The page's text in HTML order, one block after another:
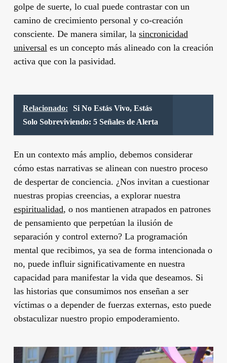
golpe de suerte, lo cual puede contrastar con un
camino de crecimiento personal y co-creación
consciente. De manera similar, la sincronicidad
universal es un concepto más alineado con la creación
activa que con la pasividad.
Relacionado:
Si No Estás Vivo, Estás
Solo Sobreviviendo: 5 Señales de Alerta
En un contexto más amplio, debemos considerar
cómo estas narrativas se alinean con nuestro proceso
de despertar de conciencia. ¿Nos invitan a cuestionar
nuestras propias creencias, a explorar nuestra
espiritualidad, o nos mantienen atrapados en patrones
de pensamiento que perpetúan la ilusión de
separación y control externo? La programación
mental que recibimos, ya sea de forma intencionada o
no, puede influir significativamente en nuestra
capacidad para manifestar la vida que deseamos. Si
las historias que consumimos nos enseñan a ser
víctimas o a depender de fuerzas externas, esto puede
obstaculizar nuestro propio empoderamiento.